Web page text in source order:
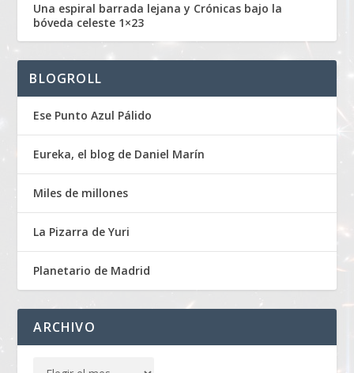
Una espiral barrada lejana y Crónicas bajo la
bóveda celeste 1×23
BLOGROLL
Ese Punto Azul Pálido
Eureka, el blog de Daniel Marín
Miles de millones
La Pizarra de Yuri
Planetario de Madrid
ARCHIVO